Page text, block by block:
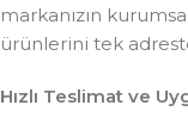
markanızın
ürünlerini tek
Hızlı Teslimat ve